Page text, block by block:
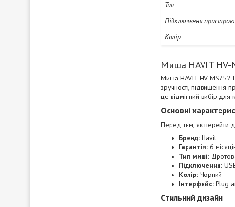
Тип
Підключення пристрою
Колір
Миша HAVIT HV-
Миша HAVIT HV-MS752
зручності, підвищення
це відмінний вибір для
Основні
Перед тим, як перейти
Бренд: Havit
Гарантія: 6
Тип миші:
Підключення:
Колір: Чорний
Інтерфейс: Plug
Стильний дизайн